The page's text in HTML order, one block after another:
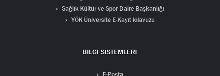
Sağlık Kültür ve Spor Daire Başkanlığı
YÖK Üniversite E-Kayıt kılavuzu
BİLGİ SİSTEMLERİ
E-Posta